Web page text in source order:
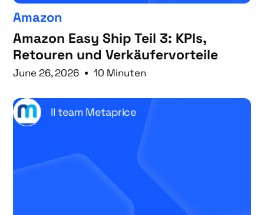
Amazon
Amazon Easy Ship Teil 3: KPIs,
Retouren und Verkäufervorteile
June 26, 2026 10 Minuten
Il team Metaprice